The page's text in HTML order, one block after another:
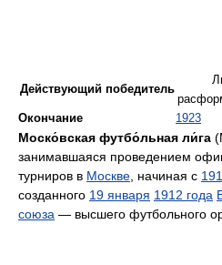
Действующий победитель
Окончание
1923
Моско́вская футбо́льная ли́га
занимавшаяся проведением
турниров в Москве , начиная с
созданного 19 января 1912 года
союза — высшего футбольного